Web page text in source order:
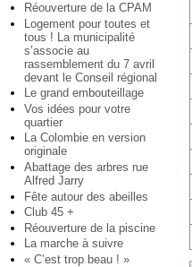
Réouverture de la CPAM
Logement pour toutes et
tous ! La municipalité
s’associe au
rassemblement du 7 avril
devant le Conseil régional
Le grand embouteillage
Vos idées pour votre
quartier
La Colombie en version
originale
Abattage des arbres rue
Alfred Jarry
Fête autour des abeilles
Club 45 +
Réouverture de la piscine
La marche à suivre
« C’est trop beau ! »